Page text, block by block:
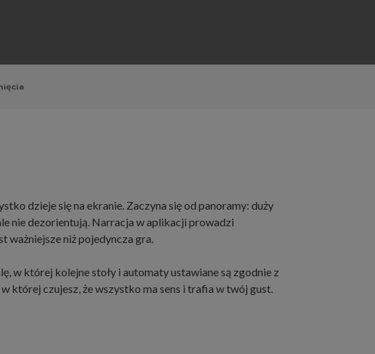
dzieje się na ekranie. Zaczyna się od panoramy: duży
nie dezorientują. Narracja w aplikacji prowadzi
ważniejsze niż pojedyncza gra.
w której kolejne stoły i automaty ustawiane są zgodnie z
której czujesz, że wszystko ma sens i trafia w twój gust.